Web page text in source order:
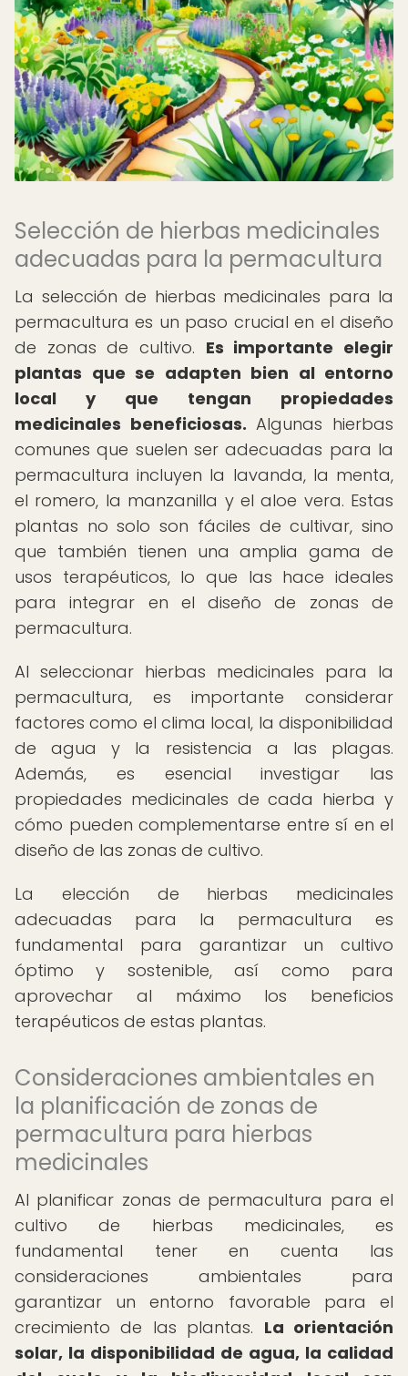
Selección de hierbas medicinales
adecuadas para la permacultura
La selección de hierbas medicinales para la
permacultura es un paso crucial en el diseño
de zonas de cultivo. Es importante elegir
plantas que se adapten bien al entorno
local y que tengan propiedades
medicinales beneficiosas. Algunas hierbas
comunes que suelen ser adecuadas para la
permacultura incluyen la lavanda, la menta,
el romero, la manzanilla y el aloe vera. Estas
plantas no solo son fáciles de cultivar, sino
que también tienen una amplia gama de
usos terapéuticos, lo que las hace ideales
para integrar en el diseño de zonas de
permacultura.
Al seleccionar hierbas medicinales para la
permacultura, es importante considerar
factores como el clima local, la disponibilidad
de agua y la resistencia a las plagas.
Además, es esencial investigar las
propiedades medicinales de cada hierba y
cómo pueden complementarse entre sí en el
diseño de las zonas de cultivo.
La elección de hierbas medicinales
adecuadas para la permacultura es
fundamental para garantizar un cultivo
óptimo y sostenible, así como para
aprovechar al máximo los beneficios
terapéuticos de estas plantas.
Consideraciones ambientales en
la planificación de zonas de
permacultura para hierbas
medicinales
Al planificar zonas de permacultura para el
cultivo de hierbas medicinales, es
fundamental tener en cuenta las
consideraciones ambientales para
garantizar un entorno favorable para el
crecimiento de las plantas. La orientación
solar, la disponibilidad de agua, la calidad